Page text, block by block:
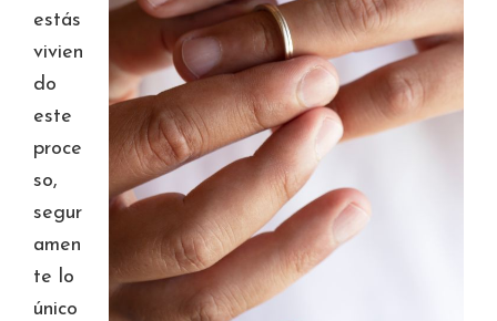
estás
vivien
do
este
proce
so,
segur
amen
te lo
único